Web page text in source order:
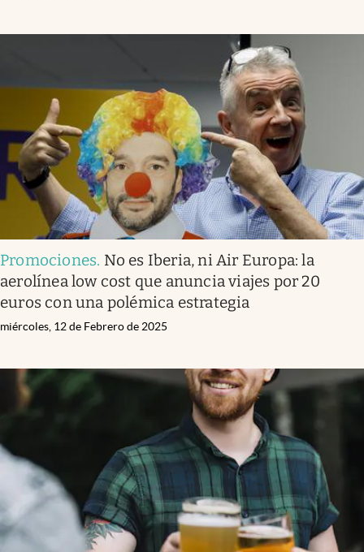
Promociones. No es Iberia, ni Air Europa: la
aerolínea low cost que anuncia viajes por 20
euros con una polémica estrategia
miércoles, 12 de Febrero de 2025